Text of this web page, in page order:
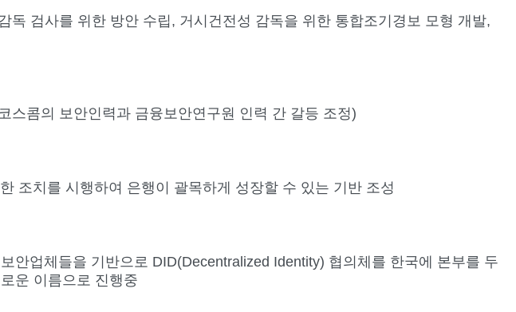
검사를 위한 방안 수립, 거시건전성 감독을 위한 통합조기경보 모형 개발,
스콤의 보안인력과 금융보안연구원 인력 간 갈등 조정)
조치를 시행하여 은행이 괄목하게 성장할 수 있는 기반 조성
안업체들을 기반으로 DID(Decentralized Identity) 협의체를 한국에 본부를 두
운 이름으로 진행중